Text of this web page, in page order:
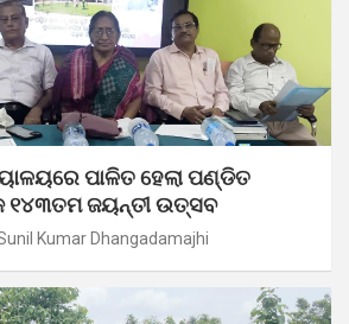
ପାଳିତ ହେଲା ପଣ୍ଡିତ
୧୪୩ତମ ଜୟନ୍ତୀ ଉତ୍ସବ
Kumar Dhangadamajhi